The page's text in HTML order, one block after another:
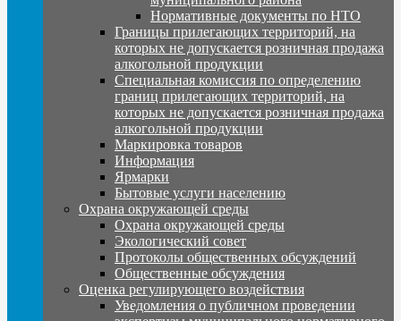
Нормативные документы по НТО
Границы прилегающих территорий, на
которых не допускается розничная продажа
алкогольной продукции
Специальная комиссия по определению
границ прилегающих территорий, на
которых не допускается розничная продажа
алкогольной продукции
Маркировка товаров
Информация
Ярмарки
Бытовые услуги населению
Охрана окружающей среды
Охрана окружающей среды
Экологический совет
Протоколы общественных обсуждений
Общественные обсуждения
Оценка регулирующего воздействия
Уведомления о публичном проведении